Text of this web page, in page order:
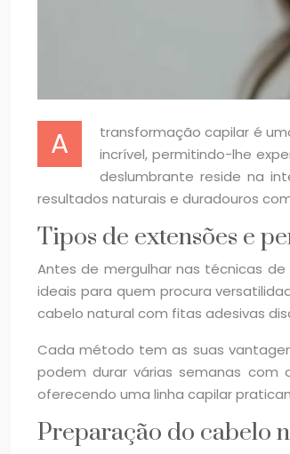
A
transformação capilar é
incrível, permitindo-lhe
deslumbrante reside na
resultados naturais e duradouros
Tipos de extensões e
Antes de mergulhar nas técnicas
ideais para quem procura
cabelo natural com fitas adesivas
Cada método tem as suas
podem durar várias semanas com
oferecendo uma linha capilar
Preparação do cabelo